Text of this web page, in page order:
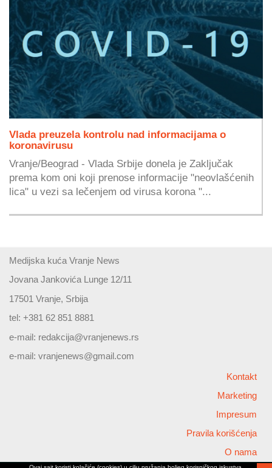
Vlada preuzela kontrolu nad informacijama o
koronavirusu
Vranje/Beograd - Vlada Srbije donela je Zaključak
prema kom oni koji prenose informacije "neovlašćenih
lica" u vezi sa lečenjem od virusa korona "...
Medijska kuća Vranje News
Jovana Jankovića Lunge 12/11
17501 Vranje, Srbija
tel: +381 62 851 8881
e-mail: redakcija@vranjenews.rs
e-mail: vranjenews@gmail.com
Kontakt
Marketing
Impresum
Pravila korišćenja
O nama